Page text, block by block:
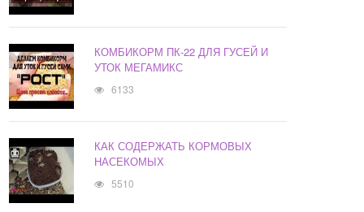
КОМБИКОРМ ПК-22 ДЛЯ ГУСЕЙ И
УТОК МЕГАМИКС
6133
КАК СОДЕРЖАТЬ КОРМОВЫХ
НАСЕКОМЫХ
5510